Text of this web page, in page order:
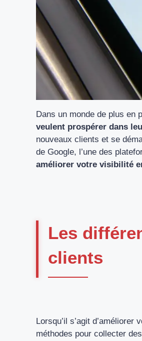
Dans un monde de plus en
veulent prospérer dans
nouveaux clients et se
de Google, l’une des
améliorer votre visibilité
Les
clients
Lorsqu’il s’agit
méthodes pour collecter